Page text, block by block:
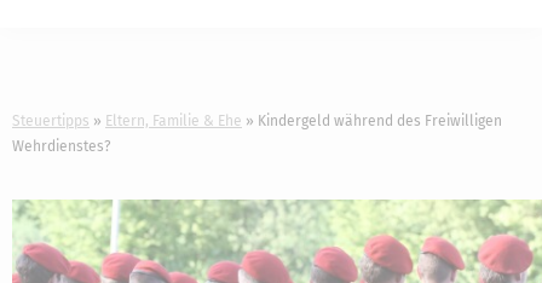
Steuertipps Eltern, Familie & Ehe
Kindergeld während des Freiwilligen
Wehrdienstes?